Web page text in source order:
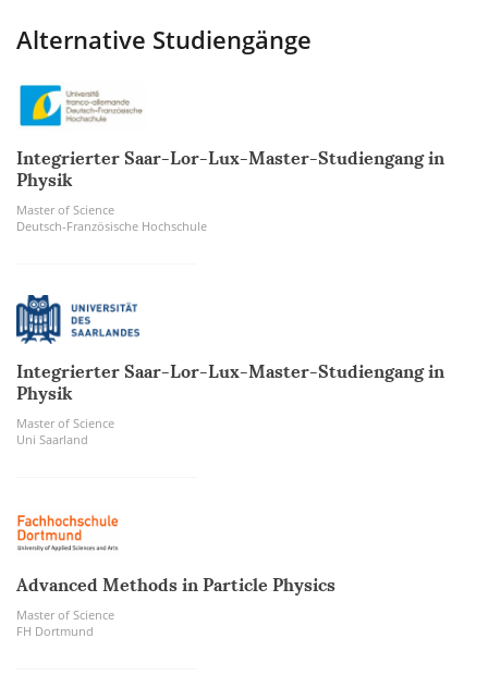
Alternative Studiengänge
Integrierter Saar-Lor-Lux-Master-Studiengang in
Physik
Master of Science
Deutsch-Französische Hochschule
Integrierter Saar-Lor-Lux-Master-Studiengang in
Physik
Master of Science
Uni Saarland
Advanced Methods in Particle Physics
Master of Science
FH Dortmund